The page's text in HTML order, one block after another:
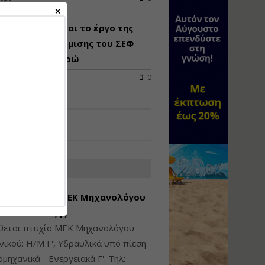
το έργο της
αναβάθμισης του ΣΕΦ
24,8 εκατ. ευρώ
0
Πτυχίου ΜΕΚ Μηχανολόγου
Γ' Τάξης
πτυχίο ΜΕΚ Μηχανολόγου
Η/Μ Γ', Υδραυλικά υπό πίεση
- Ενεργειακά Γ'. Τηλ:
Υγιεινή και Ασφάλεια
στα Ιδιωτικά και
Δημόσια Έργα
Οικοδομικών Αδειών
μέσω του e-Άδειες –
Παραδείγματα
Εφαρμογής
Εισηγήτρια:Αναστασία Μητρακάκη
Διάρκεια: 9 ώρες